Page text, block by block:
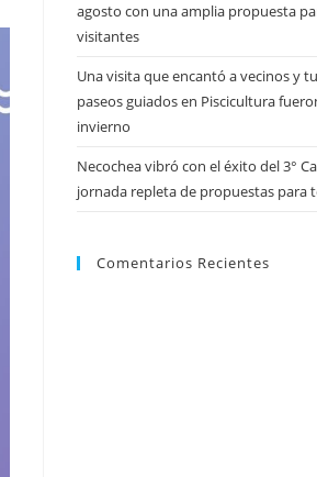
agosto con una amplia propuesta
visitantes
Una visita que encantó a vecinos y
paseos guiados en Piscicultura
invierno
Necochea vibró con el éxito del 3°
jornada repleta de propuestas para
Comentarios Recientes